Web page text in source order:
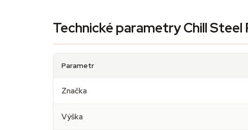
Technické parametry Chill Steel
Parametr
Značka
Výška